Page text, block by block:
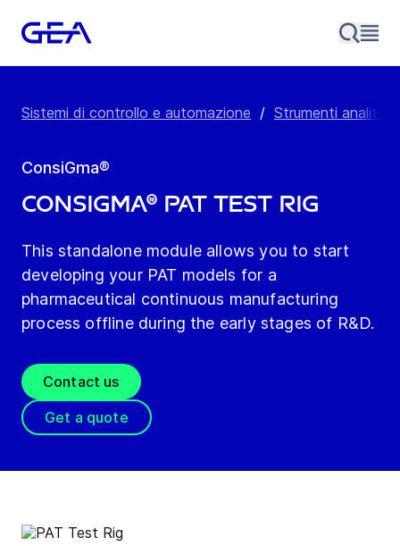
Sistemi di controllo e automazione / Strumenti
ConsiGma®
ConsiGma® PAT Test Rig
This standalone module allows you to start
developing your PAT models for a
pharmaceutical continuous manufacturing
process offline during the early stages of R&D.
Contact us
Get a quote